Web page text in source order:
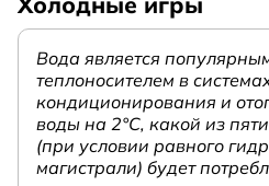
Вода является
теплоносителем в
кондиционирования и
воды на 2°С, какой из
(при условии равного
магистрали) будет